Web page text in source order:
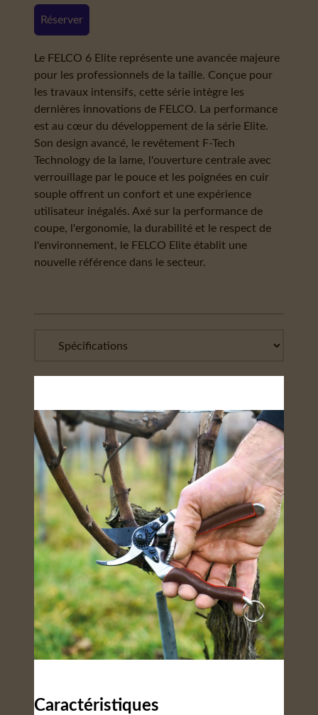
Réserver
Le FELCO 6 Elite représente une avancée majeure
pour les professionnels de la taille. Conçue pour
les travaux intensifs, cette série intègre les
dernières innovations de FELCO. La performance
est au cœur du développement de la série Elite.
Son design avancé, le revêtement F-Tech
Technology de la lame, l'ouverture centrale avec
verrouillage par le pouce et les poignées en cuir
souple offrent un confort et une expérience
utilisateur inégalés. Axé sur la performance de
coupe, l'ergonomie, la durabilité et le respect de
l'environnement, le FELCO Elite établit une
nouvelle référence dans le secteur.
Caractéristiques